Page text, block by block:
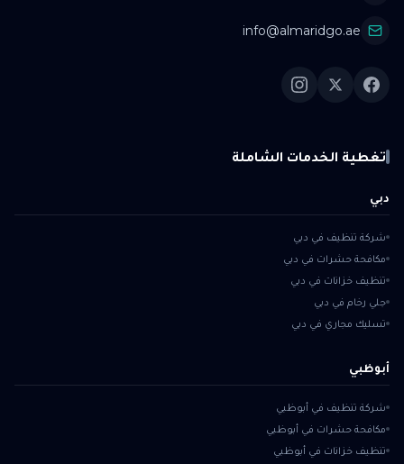
info@almaridgo.ae
تغطية الخدمات الشاملة
دبي
شركة تنظيف في دبي
مكافحة حشرات في دبي
تنظيف خزانات في دبي
جلي رخام في دبي
تسليك مجاري في دبي
أبوظبي
شركة تنظيف في أبوظبي
مكافحة حشرات في أبوظبي
تنظيف خزانات في أبوظبي